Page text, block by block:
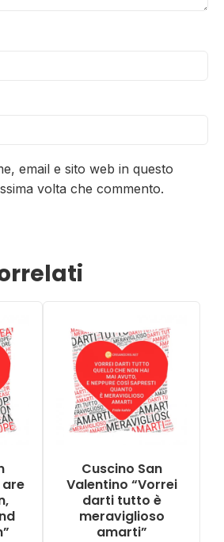
email e sito web in questo
volta che commento.
are
Cuscino San
Valentino “Vorrei
darti tutto è
meraviglioso
amarti”